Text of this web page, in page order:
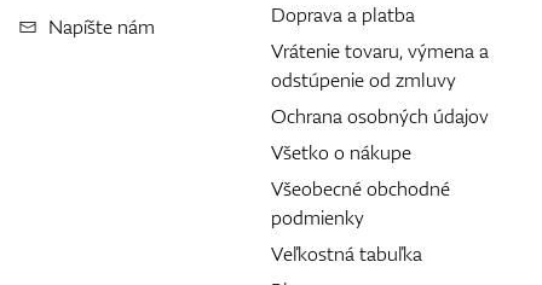
Napíšte nám
Doprava a platba
Vrátenie tovaru, výmena a
odstúpenie od zmluvy
Ochrana osobných údajov
Všetko o nákupe
Všeobecné obchodné
podmienky
Veľkostná tabuľka